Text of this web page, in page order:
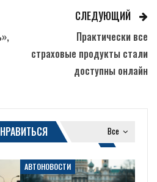
СЛЕДУЮЩИЙ
Практически все
страховые продукты стали
доступны онлайн
Все
АВТОНОВОСТИ